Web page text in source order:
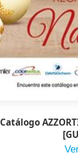
Catálogo